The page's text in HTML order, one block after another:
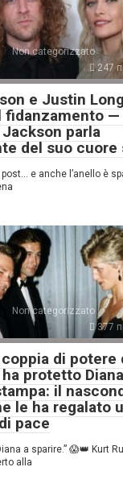
Non categorizzato
247
e Justin Long
fidanzamento —
parla
del suo cuore
e anche l’anello è
Non categorizzato
377
di potere
protetto
il
le ha regalato
pace
a sparire.” 😱👑 Kurt
alla